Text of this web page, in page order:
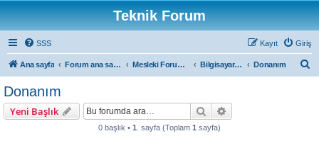
Teknik Forum
SSS Giriş
Kayıt
Ana sayfa Forum ana sayfa Mesleki Forumlar Bilgisayar Forum Donanım
Donanım
Yeni Başlık Ara
0 başlık • 1 . sayfa (Toplam 1 sayfa)